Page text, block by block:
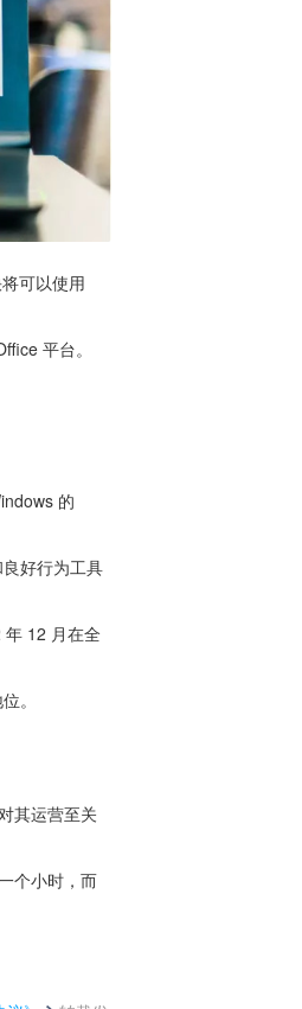
可以使用
平台。
的
好行为工具
年 12 月在全
。
其运营至关
个小时，而